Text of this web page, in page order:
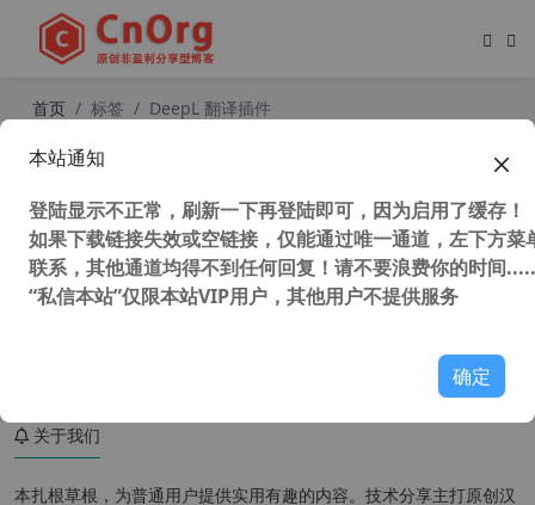
首页 标签 DeepL 翻译插件
超强在线翻译工具 DeepL 不限次数翻
关于我们
本扎根草根，为普通用户提供实用有趣的内容。技术分享主打原创汉
本站通知
登陆显示不正常，刷新一下再登陆即可，因为启用了缓存！
如果下载链接失效或空链接，仅能通过唯一通道，左下方菜
联系，其他通道均得不到任何回复！请不要浪费你的时间
“私信本站”仅限本站VIP用户，其他用户不提供服务
确定